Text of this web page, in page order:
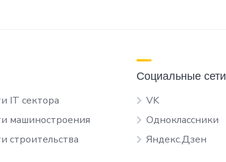
IT сектора
машиностроения
строительства
Социальные сети
VK
Одноклассники
Яндекс.Дзен